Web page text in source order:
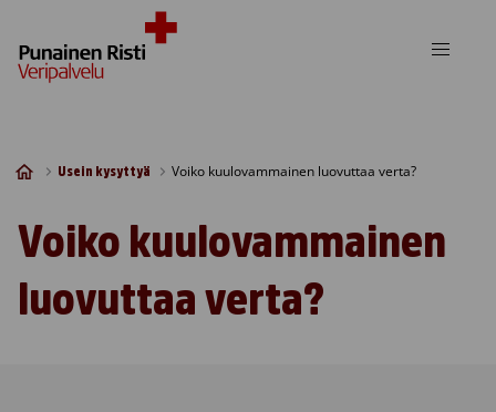
Usein kysyttyä Voiko kuulovammainen luovuttaa verta?
Voiko kuulovammainen
luovuttaa verta?